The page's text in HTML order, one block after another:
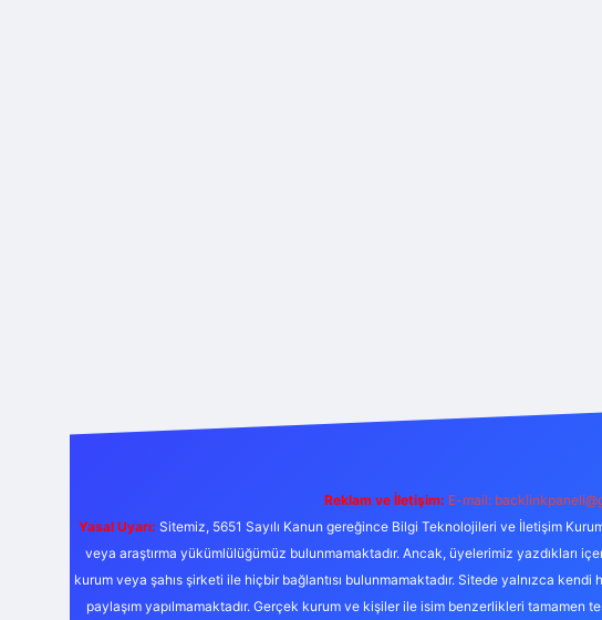
Reklam ve İletişim: E-mail:
Yasal Uyarı: Sitemiz, 5651 Sayılı Kanun gereğince Bilgi Teknolojileri ve İletişim
veya araştırma yükümlülüğümüz bulunmamaktadır. Ancak, üyelerimiz yazdıkları
kurum veya şahıs şirketi ile hiçbir bağlantısı bulunmamaktadır. Sitede yalnızca
paylaşım yapılmamaktadır. Gerçek kurum ve kişiler ile isim benzerlikleri